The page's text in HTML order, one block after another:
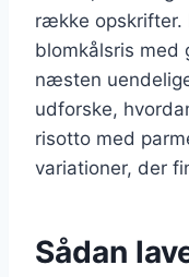
række opskrifter.
blomkålsris med
næsten
udforske,
risotto med
variationer, der
Sådan